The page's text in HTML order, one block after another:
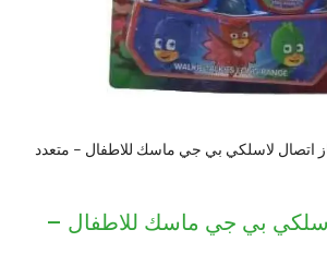
اتصال لاسلكي بي جي ماسك للاطفال – متعدد
بي جي ماسك للاطفال –